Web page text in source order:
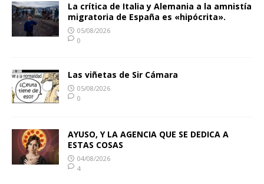
La crítica de Italia y Alemania a la amnistía
migratoria de España es «hipócrita».
05/08/2026
0
Las viñetas de Sir Cámara
05/08/2026
0
AYUSO, Y LA AGENCIA QUE SE DEDICA A
ESTAS COSAS
04/08/2026
4